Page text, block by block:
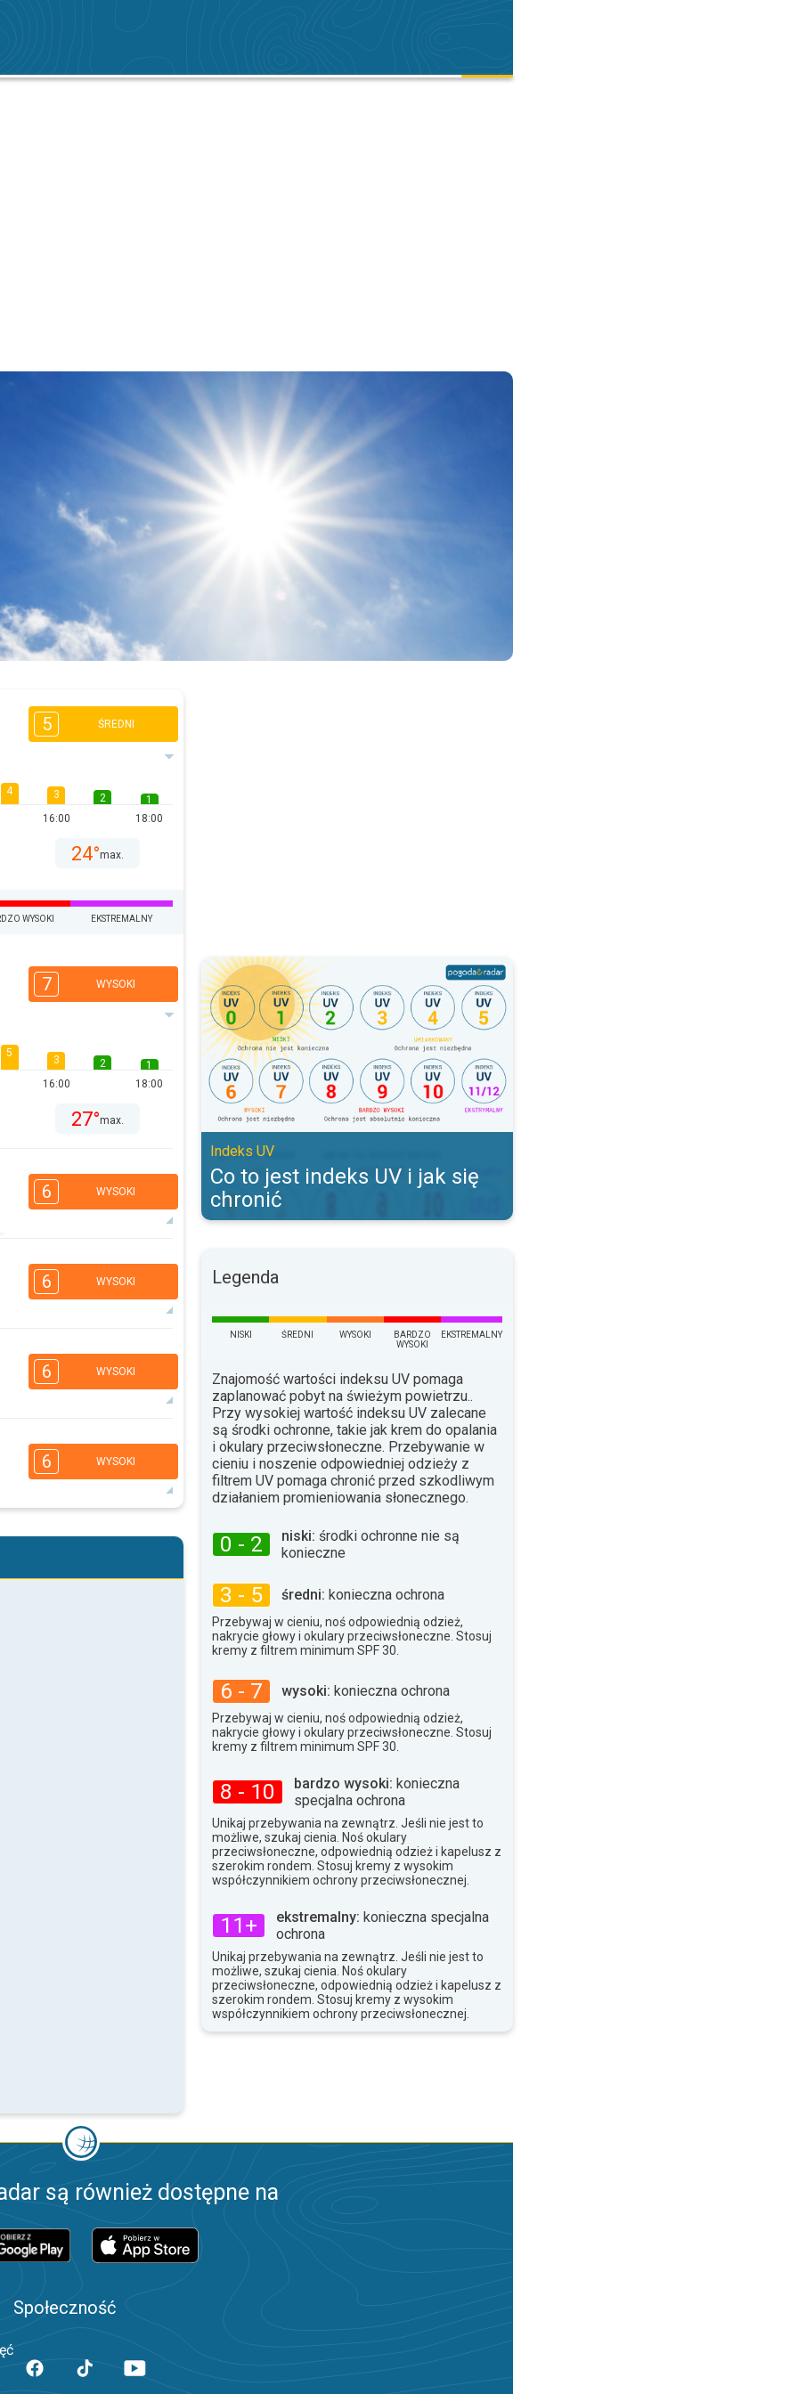
5 ŚREDNI
4
3
16:00
2
1
18:00
24°max.
WYSOKI EKSTREMALNY
7 WYSOKI
5
3
16:00
2
1
18:00
27°max.
6 WYSOKI
2
16:00
33°
6 WYSOKI
3
16:00
2
24°
6 WYSOKI
3
16:00
2
23°
6 WYSOKI
3
2
1
Co to jest indeks UV i jak się chronić. Indeks UV. . .
Indeks UV
Co to jest indeks UV i jak się
chronić
Legenda
NISKI ŚREDNI WYSOKI
BARDZO
WYSOKI
EKSTREMALNY
Znajomość wartości indeksu UV pomaga
zaplanować pobyt na świeżym powietrzu..
Przy wysokiej wartość indeksu UV zalecane
są środki ochronne, takie jak krem do opalania
i okulary przeciwsłoneczne. Przebywanie w
cieniu i noszenie odpowiedniej odzieży z
filtrem UV pomaga chronić przed szkodliwym
działaniem promieniowania słonecznego.
0 - 2 niski: środki ochronne nie są
konieczne
3 - 5 średni: konieczna ochrona
Przebywaj w cieniu, noś odpowiednią odzież,
nakrycie głowy i okulary przeciwsłoneczne. Stosuj
kremy z filtrem minimum SPF 30.
6 - 7 wysoki: konieczna ochrona
Przebywaj w cieniu, noś odpowiednią odzież,
nakrycie głowy i okulary przeciwsłoneczne. Stosuj
kremy z filtrem minimum SPF 30.
8 - 10 bardzo wysoki: konieczna
specjalna ochrona
Unikaj przebywania na zewnątrz. Jeśli nie jest to
możliwe, szukaj cienia. Noś okulary
przeciwsłoneczne, odpowiednią odzież i kapelusz z
szerokim rondem. Stosuj kremy z wysokim
współczynnikiem ochrony przeciwsłonecznej.
11+ ekstremalny: konieczna specjalna
ochrona
Unikaj przebywania na zewnątrz. Jeśli nie jest to
możliwe, szukaj cienia. Noś okulary
przeciwsłoneczne, odpowiednią odzież i kapelusz z
szerokim rondem. Stosuj kremy z wysokim
współczynnikiem ochrony przeciwsłonecznej.
są również dostępne na
Społeczność